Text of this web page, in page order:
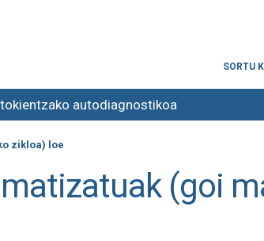
SORTU
autodiagnostikoa
zikloa) loe
(goi